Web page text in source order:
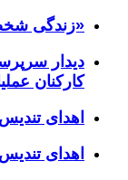
«زندگی
دیدار
کارکنان
اهدای
اهدای